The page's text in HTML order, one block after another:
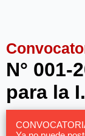
N° 001-
para la